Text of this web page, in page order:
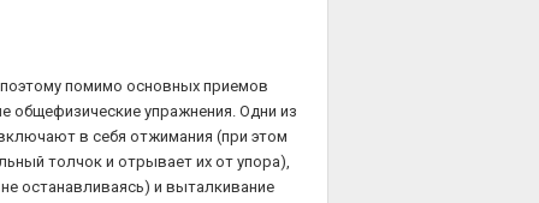
помимо основных приемов
общефизические упражнения. Одни из
в себя отжимания (при этом
толчок и отрывает их от упора),
останавливаясь) и выталкивание